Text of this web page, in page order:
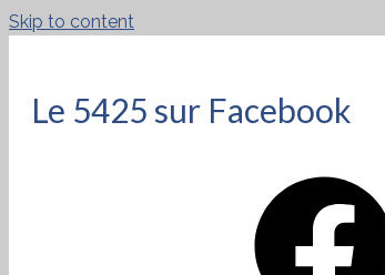
Skip to content
Le 5425 sur Facebook